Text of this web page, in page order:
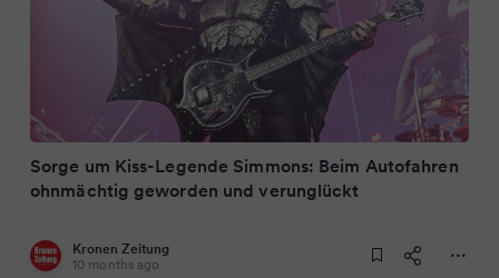
Sorge um Kiss-Legende Simmons: Beim Autofahren
ohnmächtig geworden und verunglückt
Kronen Zeitung
10 months ago